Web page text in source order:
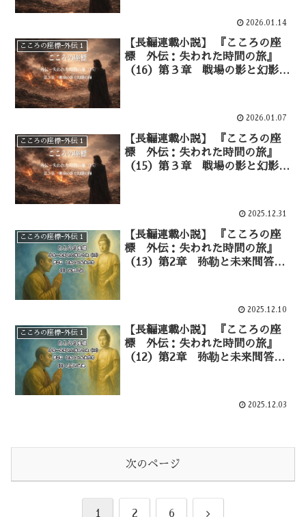
2026.01.14
こころの座標ｰ外伝１
【長編連載小説】 『こころの座
標 外伝：失われた時間の旅』
（16）第３章 戦場の影と幻影の
2026.01.07
こころの座標ｰ外伝１
【長編連載小説】 『こころの座
標 外伝：失われた時間の旅』
（15）第３章 戦場の影と幻影の
2025.12.31
こころの座標ｰ外伝１
【長編連載小説】 『こころの座
標 外伝：失われた時間の旅』
（13）第2章 弥勒と未来問答
2025.12.10
こころの座標ｰ外伝１
【長編連載小説】 『こころの座
標 外伝：失われた時間の旅』
（12）第2章 弥勒と未来問答
2025.12.03
次のページ
1 2 6 次